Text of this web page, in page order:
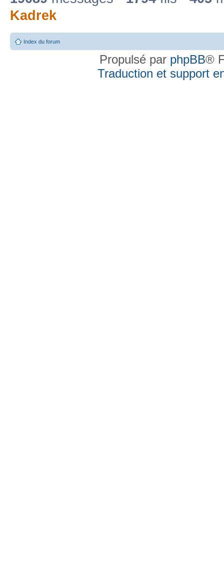
Kadrek
Index du forum
Propulsé par phpBB®
Traduction et support